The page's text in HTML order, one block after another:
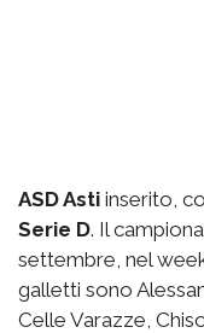
ASD Asti inserito,
Serie D. Il
settembre, nel
galletti sono
Celle Varazze,